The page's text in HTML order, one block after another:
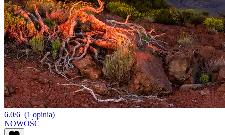
6.0/6 (1 opinia)
NOWOŚĆ